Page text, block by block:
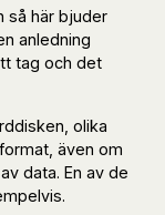
så här bjuder
anledning
tag och det
olika
även om
data. En av de